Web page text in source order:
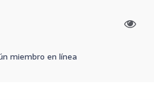
miembro en línea